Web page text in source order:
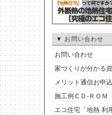
▼ お問い合わせ
お問い合わせ
家づくりが分かる
メリット通信お申
施工例ＣＤ-ＲＯＭ
エコ住宅「地熱 利